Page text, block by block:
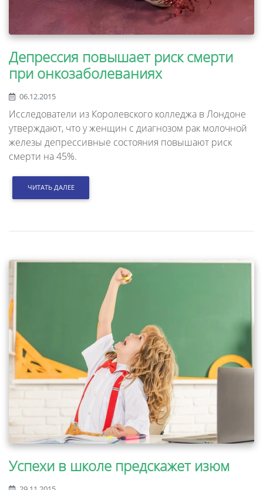
Депрессия повышает риск смерти
при онкозаболеваниях
06.12.2015
Исследователи из Королевского колледжа в Лондоне
утверждают, что у женщин с диагнозом рак молочной
железы депрессивные состояния повышают риск
смерти на 45%.
ЧИТАТЬ ДАЛЕЕ
Успехи в школе предскажет изюм